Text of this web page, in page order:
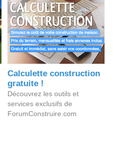
Calculette construction
gratuite !
Découvrez les outils et
services exclusifs de
ForumConstruire.com